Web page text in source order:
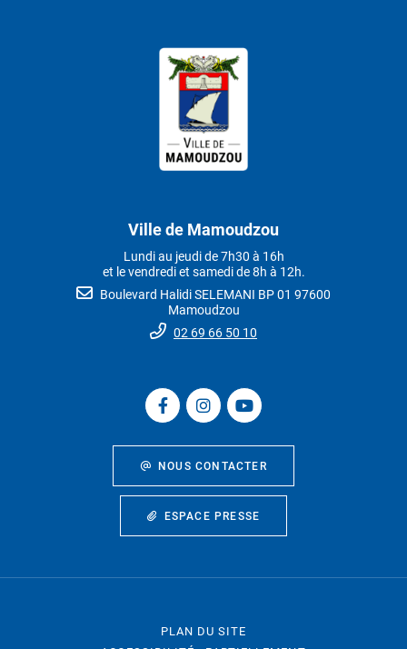
Ville de Mamoudzou
Lundi au jeudi de 7h30 à 16h
et le vendredi et samedi de 8h à 12h.
Boulevard Halidi SELEMANI BP 01 97600
Mamoudzou
02 69 66 50 10
NOUS CONTACTER
ESPACE PRESSE
PLAN DU SITE